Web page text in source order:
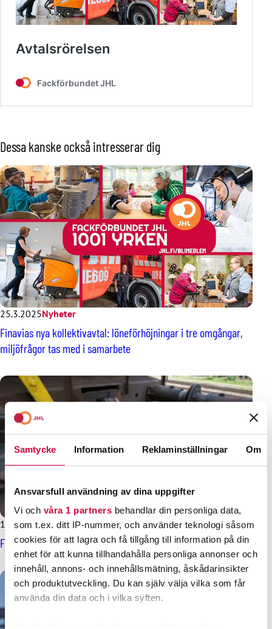
Samtycke Information Reklaminställningar Om
Ansvarsfull användning av dina uppgifter
Vi och våra 1 partners behandlar din personliga data,
som t.ex. ditt IP-nummer, och använder teknologi såsom
cookies för att lagra och få tillgång till information på din
enhet för att kunna tillhandahålla personliga annonser och
innehåll, annons- och innehållsmätning, åskådarinsikter
och produktutveckling. Du kan själv välja vilka som får
använda din data och i vilka syften.
Dessa kanske också intresserar dig
25.3.2025Nyheter
Finavias nya kollektivavtal: löneförhöjningar i tre omgångar,
miljöfrågor tas med i samarbete
14.3.2025Nyheter
Förhandlingsresultat för järnvägsbranschen